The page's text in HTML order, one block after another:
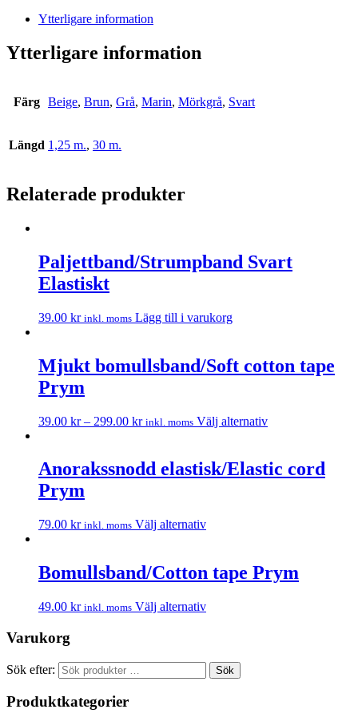
Ytterligare information
Ytterligare information
Färg Beige, Brun, Grå, Marin, Mörkgrå, Svart
Längd 1,25 m., 30 m.
Relaterade produkter
Paljettband/Strumpband Svart
Elastiskt
39.00 kr inkl. moms Lägg till i varukorg
Mjukt bomullsband/Soft cotton tape
Prym
39.00 kr– 299.00 kr inkl. moms Välj alternativ
Anorakssnodd elastisk/Elastic cord
Prym
79.00 kr inkl. moms Välj alternativ
Bomullsband/Cotton tape Prym
49.00 kr inkl. moms Välj alternativ
Varukorg
Sök efter: Sök
Produktkategorier